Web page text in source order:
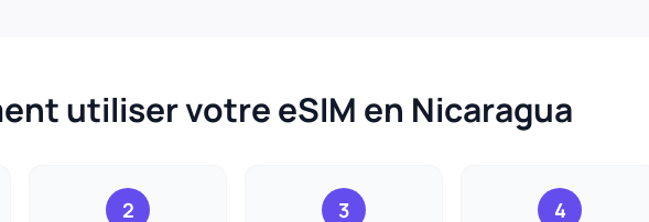
utiliser votre eSIM en Nicaragua
2 3 4